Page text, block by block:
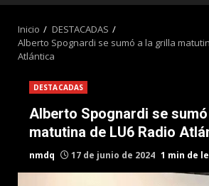
Inicio
DESTACADAS
Alberto Spognardi se sumó a la grilla
Atlántica
DESTACADAS
Alberto Spognardi se
matutina de LU6 Radio
nmdq 17 de junio de 2024 1 min de